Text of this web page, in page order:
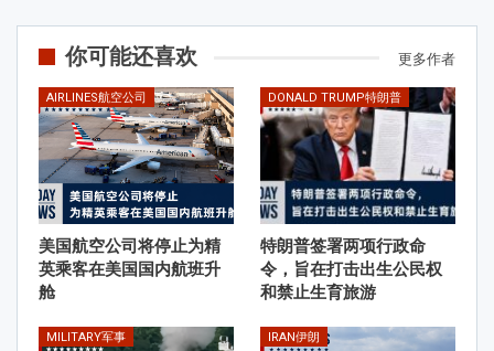
你可能还喜欢 更多作者
AIRLINES航空公司
美国航空公司将停止为精
英乘客在美国国内航班升
舱
DONALD TRUMP特朗普
特朗普签署两项行政命
令，旨在打击出生公民权
和禁止生育旅游
MILITARY军事 IRAN伊朗